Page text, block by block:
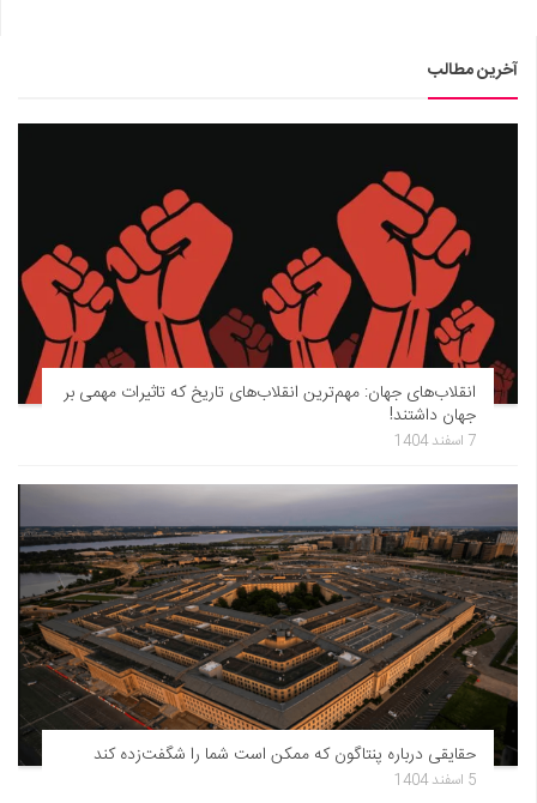
آخرین مطالب
انقلاب‌های جهان: مهم‌ترین انقلاب‌های تاریخ که تاثیرات مهمی بر
جهان داشتند!
7 اسفند 1404
حقایقی درباره پنتاگون که ممکن است شما را شگفت‌زده کند
5 اسفند 1404